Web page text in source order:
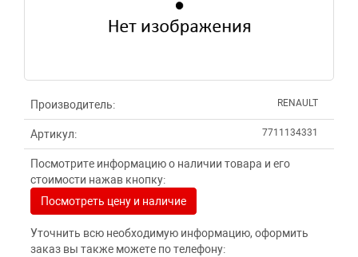
Производитель: RENAULT
Артикул: 7711134331
Посмотрите информацию о наличии товара и его
стоимости нажав кнопку:
Посмотреть цену и наличие
Уточнить всю необходимую информацию, оформить
заказ вы также можете по телефону: